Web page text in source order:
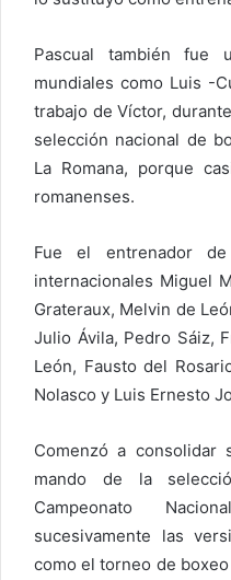
Pascual también fue
mundiales como Luis -
trabajo de Víctor,
selección nacional de
La Romana, porque
romanenses.
Fue el entrenador
internacionales Miguel
Grateraux, Melvin de
Julio Ávila, Pedro Sáiz,
León, Fausto del
Nolasco y Luis Ernesto
Comenzó a consolidar
mando de la
Campeonato
sucesivamente las
como el torneo de